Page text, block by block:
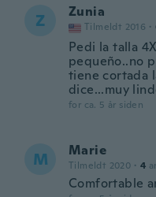
Z Zunia
Tilmeldt 2016 ·
Pedi la talla
pequeño..no
tiene cortada
dice...muy
for ca. 5 år siden
M Marie
Tilmeldt 2020 · 4
Comfortable